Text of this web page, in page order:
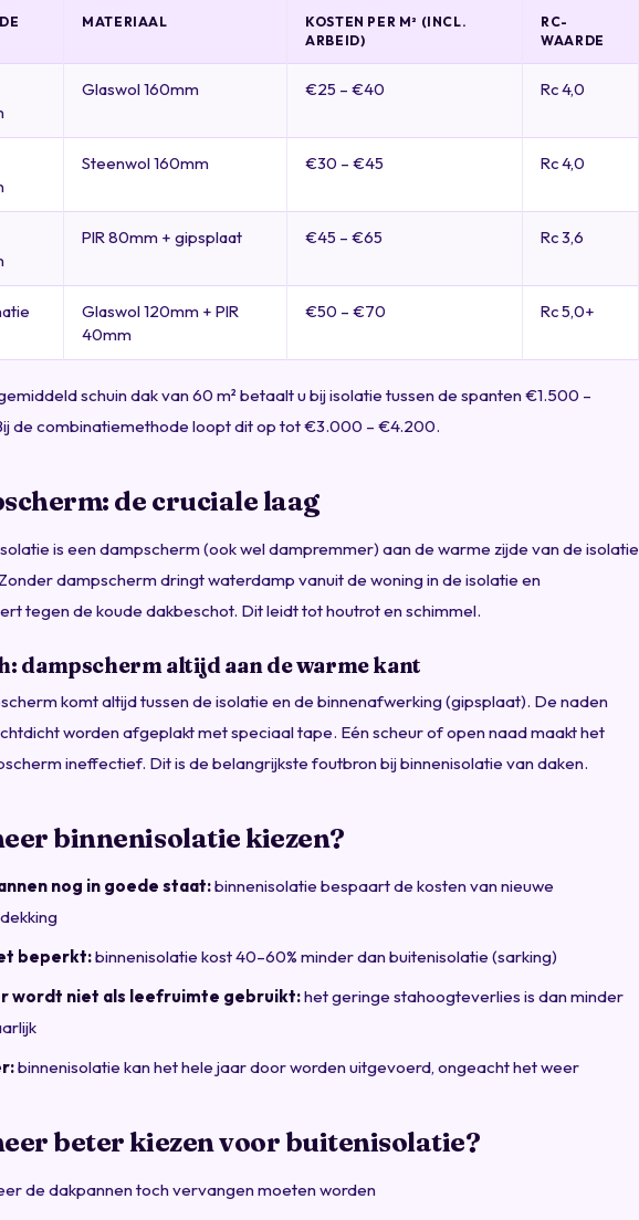
MATERIAAL
KOSTEN PER M² (INCL.
ARBEID)
RC-
WAARDE
Glaswol 160mm €25 – €40 Rc 4,0
Steenwol 160mm €30 – €45 Rc 4,0
PIR 80mm + gipsplaat €45 – €65 Rc 3,6
Glaswol 120mm + PIR
40mm
€50 – €70 Rc 5,0+
schuin dak van 60 m² betaalt u bij isolatie tussen de spanten €1.500 –
de combinatiemethode loopt dit op tot €3.000 – €4.200.
de cruciale laag
is een dampscherm (ook wel dampremmer) aan de warme zijde van de isolatie
dampscherm dringt waterdamp vanuit de woning in de isolatie en
tegen de koude dakbeschot. Dit leidt tot houtrot en schimmel.
dampscherm altijd aan de warme kant
komt altijd tussen de isolatie en de binnenafwerking (gipsplaat). De naden
worden afgeplakt met speciaal tape. Eén scheur of open naad maakt het
ineffectief. Dit is de belangrijkste foutbron bij binnenisolatie van daken.
binnenisolatie kiezen?
nog in goede staat:binnenisolatie bespaart de kosten van nieuwe
beperkt:binnenisolatie kost 40–60% minder dan buitenisolatie (sarking)
wordt niet als leefruimte gebruikt:het geringe stahoogteverlies is dan minder
binnenisolatie kan het hele jaar door worden uitgevoerd, ongeacht het weer
beter kiezen voor buitenisolatie?
de dakpannen toch vervangen moeten worden